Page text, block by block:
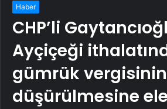
Haber
CHP’li
Ayçiçeği
gümrük vergisinin
düşürülmesine